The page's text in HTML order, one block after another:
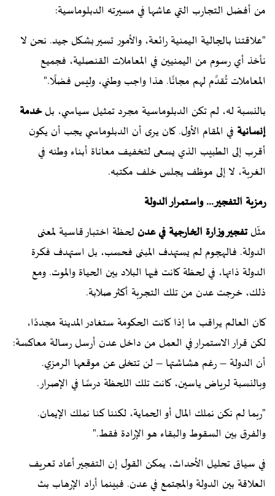
من أفضل التجارب التي عاشها في مسيرته الدبلوماسية:
"علاقتنا بالجالية اليمنية رائعة، والأمور تسير بشكل جيد. نحن لا
نأخذ أي رسوم من اليمنيين في المعاملات القنصلية، فجميع
المعاملات تُقدَّم لهم مجانًا. هذا واجب وطني، وليس فضلًا."
بالنسبة له، لم تكن الدبلوماسية مجرد تمثيل سياسي، بلخدمة
إنسانية في المقام الأول. كان يرى أن الدبلوماسي يجب أن يكون
أقرب إلى الطبيب الذي يسعى لتخفيف معاناة أبناء وطنه في
الغربة، لا إلى موظف يجلس خلف مكتبه.
رمزية التفجير... واستمرار الدولة
مثّلتفجير وزارة الخارجية في عدن لحظة اختبار قاسية لمعنى
الدولة. فالهجوم لم يستهدف المبنى فحسب، بل استهدف فكرة
الدولة ذاتها، في لحظة كانت فيها البلاد بين الحياة والموت. ومع
ذلك، خرجت عدن من تلك التجربة أكثر صلابة.
كان العالم يراقب ما إذا كانت الحكومة ستغادر المدينة مجددًا،
لكن قرار الاستمرار في العمل من داخل عدن أرسل رسالة معاكسة:
أن الدولة – رغم هشاشتها – لن تتخلى عن موقعها الرمزي.
وبالنسبة لرياض ياسين، كانت تلك اللحظة درسًا في الإصرار.
"ربما لم نكن نملك المال أو الحماية، لكننا كنا نملك الإيمان.
والفرق بين السقوط والبقاء هو الإرادة فقط."
في سياق تحليل الأحداث، يمكن القول إن التفجير أعاد تعريف
العلاقة بين الدولة والمجتمع في عدن. فبينما أراد الإرهاب بث